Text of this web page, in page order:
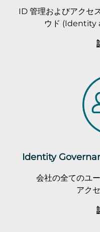
ID 管理およびアクセ
ウド (Identity
Identity
会社の全てのユ
アク